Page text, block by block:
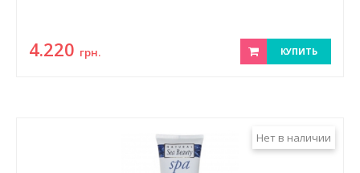
4.220 грн. КУПИТЬ
Нет в наличии